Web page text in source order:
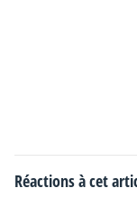
Réactions à cet